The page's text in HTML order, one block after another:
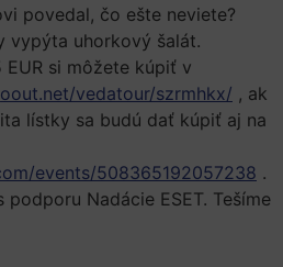
povedal, čo ešte neviete?
vypýta uhorkový šalát.
si môžete kúpiť v
vedatour/szrmhkx/ , ak
lístky sa budú dať kúpiť aj na
events/508365192057238 .
Nadácie ESET. Tešíme